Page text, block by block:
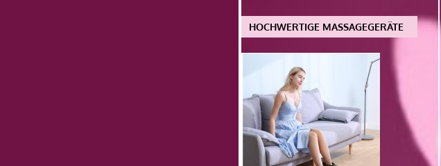
HOCHWERTIGE MASSAGEGERÄTE